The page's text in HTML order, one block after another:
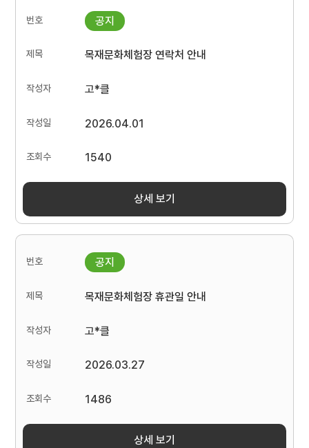
목재문화체험장 연락처 안내
고*클
2026.04.01
1540
상세 보기
목재문화체험장 휴관일 안내
고*클
2026.03.27
1486
상세 보기